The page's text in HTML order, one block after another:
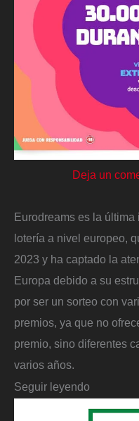
Deja un
Eurodreams es la
lotería a nivel europeo,
2023 y ha captado la
Europa debido a su
por ser un sorteo con
premios, ya que no
premio, sino diferentes
varios años.
Seguir leyendo